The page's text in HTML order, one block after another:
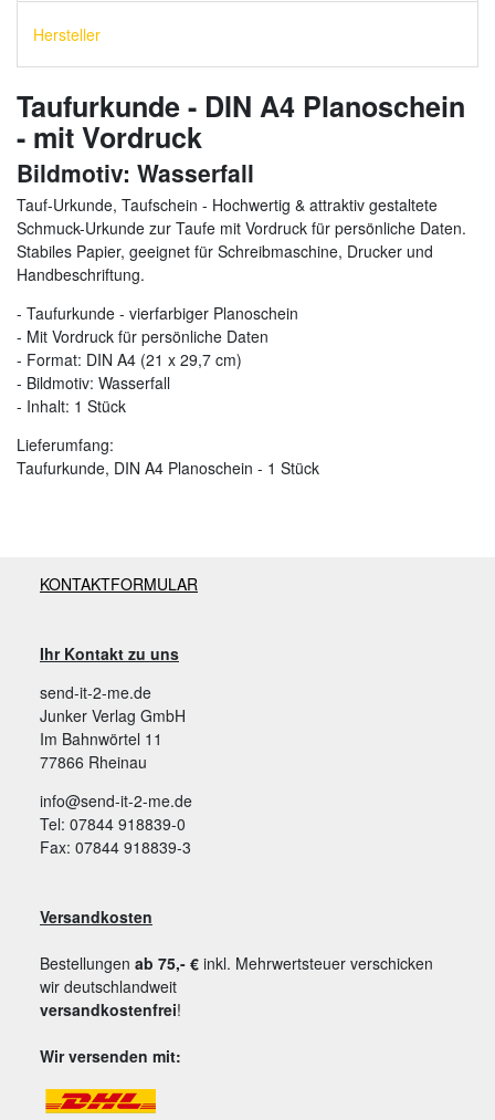
Hersteller
Taufurkunde - DIN A4 Planoschein
- mit Vordruck
Bildmotiv: Wasserfall
Tauf-Urkunde, Taufschein - Hochwertig & attraktiv gestaltete
Schmuck-Urkunde zur Taufe mit Vordruck für persönliche Daten.
Stabiles Papier, geeignet für Schreibmaschine, Drucker und
Handbeschriftung.
- Taufurkunde - vierfarbiger Planoschein
- Mit Vordruck für persönliche Daten
- Format: DIN A4 (21 x 29,7 cm)
- Bildmotiv: Wasserfall
- Inhalt: 1 Stück
Lieferumfang:
Taufurkunde, DIN A4 Planoschein - 1 Stück
KONTAKTFORMULAR
Ihr Kontakt zu uns
send-it-2-me.de
Junker Verlag GmbH
Im Bahnwörtel 11
77866 Rheinau
info@send-it-2-me.de
Tel: 07844 918839-0
Fax: 07844 918839-3
Versandkosten
Bestellungen ab 75,- € inkl. Mehrwertsteuer verschicken
wir deutschlandweit
versandkostenfrei!
Wir versenden mit: